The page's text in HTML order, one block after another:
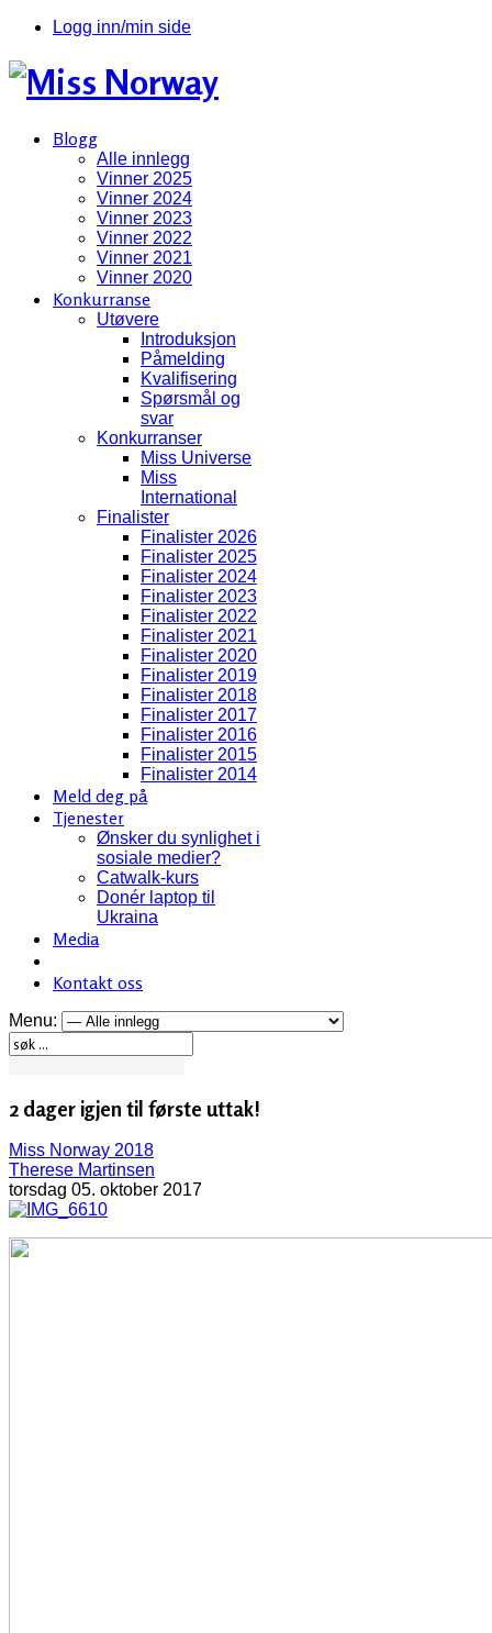
Logg inn/min side
Blogg
Alle innlegg
Vinner 2025
Vinner 2024
Vinner 2023
Vinner 2022
Vinner 2021
Vinner 2020
Konkurranse
Utøvere
Introduksjon
Påmelding
Kvalifisering
Spørsmål og
svar
Konkurranser
Miss Universe
Miss
International
Finalister
Finalister 2026
Finalister 2025
Finalister 2024
Finalister 2023
Finalister 2022
Finalister 2021
Finalister 2020
Finalister 2019
Finalister 2018
Finalister 2017
Finalister 2016
Finalister 2015
Finalister 2014
Meld deg på
Tjenester
Ønsker du synlighet i
sosiale medier?
Catwalk-kurs
Donér laptop til
Ukraina
Media
Kontakt oss
Menu:
2 dager igjen til første uttak!
Miss Norway 2018
Therese Martinsen
torsdag 05. oktober 2017